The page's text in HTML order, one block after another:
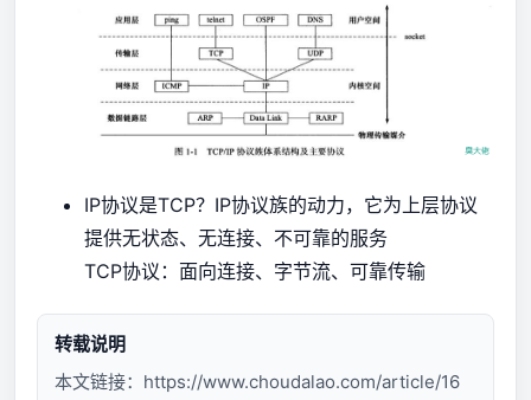
IP协议是TCP？IP协议族的动力，它为上层协议
提供无状态、无连接、不可靠的服务
TCP协议：面向连接、字节流、可靠传输
转载说明
本文链接： https://www.choudalao.com/article/16